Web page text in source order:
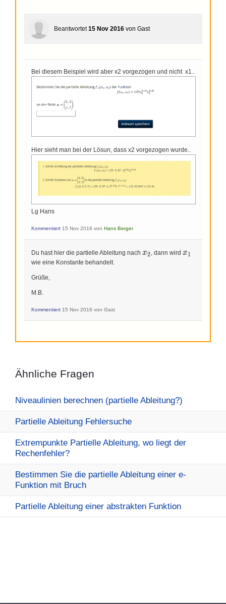
Beantwortet 15 Nov 2016 von Gast
Bei diesem Beispiel wird aber x2 vorgezogen und nicht x1..
Hier sieht man bei der Lösun, dass x2 vorgezogen wurde..
Lg Hans
Kommentiert 15 Nov 2016 von Hans Berger
Du hast hier die partielle Ableitung nach x_2
x2, dann wird x_1
x1
wie eine Konstante behandelt.
Grüße,
M.B.
Kommentiert 15 Nov 2016 von Gast
Ähnliche Fragen
Niveaulinien berechnen (partielle Ableitung?)
Partielle Ableitung Fehlersuche
Extrempunkte Partielle Ableitung, wo liegt der
Rechenfehler?
Bestimmen Sie die partielle Ableitung einer e-
Funktion mit Bruch
Partielle Ableitung einer abstrakten Funktion